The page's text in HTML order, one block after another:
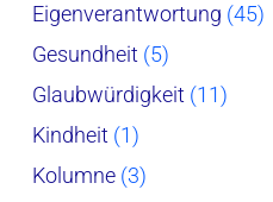
Eigenverantwortung (45)
Gesundheit (5)
Glaubwürdigkeit (11)
Kindheit (1)
Kolumne (3)